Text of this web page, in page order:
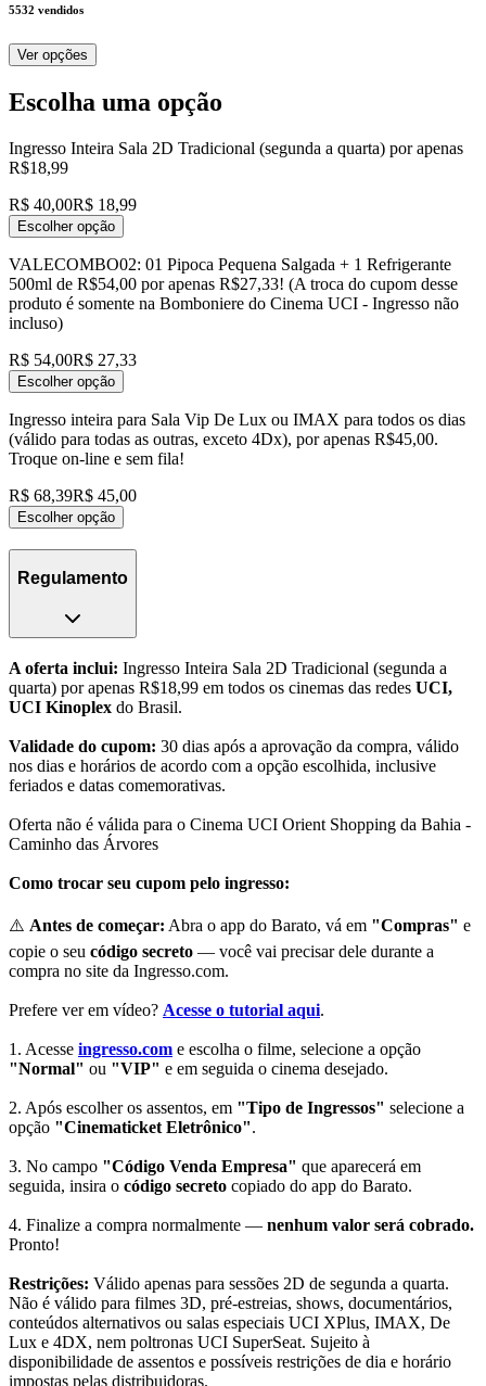
5532 vendidos
Ver opções
Escolha uma opção
Ingresso Inteira Sala 2D Tradicional (segunda a quarta) por apenas
R$18,99
R$ 40,00R$ 18,99
Escolher opção
VALECOMBO02: 01 Pipoca Pequena Salgada + 1 Refrigerante
500ml de R$54,00 por apenas R$27,33! (A troca do cupom desse
produto é somente na Bomboniere do Cinema UCI - Ingresso não
incluso)
R$ 54,00R$ 27,33
Escolher opção
Ingresso inteira para Sala Vip De Lux ou IMAX para todos os dias
(válido para todas as outras, exceto 4Dx), por apenas R$45,00.
Troque on-line e sem fila!
R$ 68,39R$ 45,00
Escolher opção
Regulamento
A oferta inclui: Ingresso Inteira Sala 2D Tradicional (segunda a
quarta) por apenas R$18,99 em todos os cinemas das redes UCI,
UCI Kinoplex do Brasil.
Validade do cupom: 30 dias após a aprovação da compra, válido
nos dias e horários de acordo com a opção escolhida, inclusive
feriados e datas comemorativas.
Oferta não é válida para o Cinema UCI Orient Shopping da Bahia -
Caminho das Árvores
Como trocar seu cupom pelo ingresso:
⚠️ Antes de começar: Abra o app do Barato, vá em "Compras" e
copie o seu código secreto — você vai precisar dele durante a
compra no site da Ingresso.com.
Prefere ver em vídeo? Acesse o tutorial aqui.
1. Acesse ingresso.com e escolha o filme, selecione a opção
"Normal" ou "VIP" e em seguida o cinema desejado.
2. Após escolher os assentos, em "Tipo de Ingressos" selecione a
opção "Cinematicket Eletrônico".
3. No campo "Código Venda Empresa" que aparecerá em
seguida, insira o código secreto copiado do app do Barato.
4. Finalize a compra normalmente — nenhum valor será cobrado.
Pronto!
Restrições: Válido apenas para sessões 2D de segunda a quarta.
Não é válido para filmes 3D, pré-estreias, shows, documentários,
conteúdos alternativos ou salas especiais UCI XPlus, IMAX, De
Lux e 4DX, nem poltronas UCI SuperSeat. Sujeito à
disponibilidade de assentos e possíveis restrições de dia e horário
impostas pelas distribuidoras.